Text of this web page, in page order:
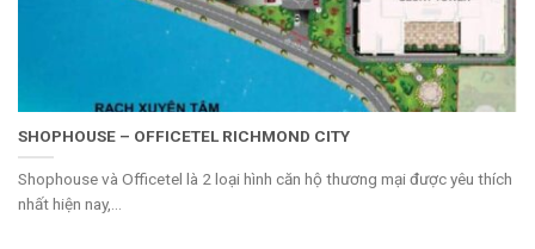
SHOPHOUSE – OFFICETEL RICHMOND CITY
Shophouse và Officetel là 2 loại hình căn hộ thương mại được yêu thích
nhất hiện nay,...